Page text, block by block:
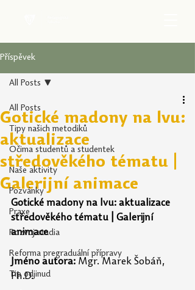
Příspěvek
All Posts
Tipy našich metodiků
Očima studentů a studentek
Naše aktivity
Pozvánky
Praxe
Rozvoj studia
Reforma pregraduální přípravy
Tip odjinud
All Posts
Gotické madony na lvu:
aktualizace
středověkého tématu |
Galerijní animace
Gotické madony na lvu: aktualizace
středověkého tématu | Galerijní
animace
Jméno autora: Mgr. Marek Šobáň,
Ph.D.